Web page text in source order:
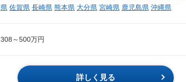
県 佐賀県 長崎県 熊本県 大分県 宮崎県 鹿児島県 沖縄県
308～500万円
詳しく見る